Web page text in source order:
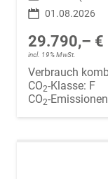
01.08.2026
29.790,– €
incl. 19% MwSt.
Verbrauch
CO2-Klasse: F
CO2-